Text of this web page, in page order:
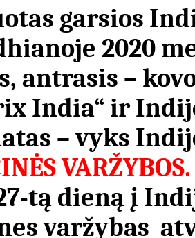
garsios
2020
antrasis –
India“ ir
– vyks
tą dieną į
varžybas